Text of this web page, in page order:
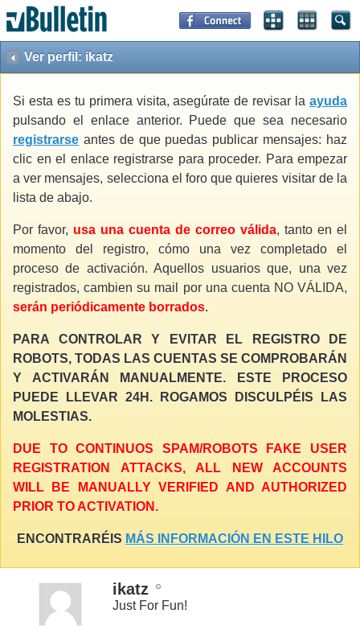
Ver perfil: ikatz
Si esta es tu primera visita, asegúrate de revisar la ayuda
pulsando el enlace anterior. Puede que sea necesario
registrarse antes de que puedas publicar mensajes: haz
clic en el enlace registrarse para proceder. Para empezar
a ver mensajes, selecciona el foro que quieres visitar de la
lista de abajo.
Por favor, usa una cuenta de correo válida, tanto en el
momento del registro, cómo una vez completado el
proceso de activación. Aquellos usuarios que, una vez
registrados, cambien su mail por una cuenta NO VÁLIDA,
serán periódicamente borrados.
PARA CONTROLAR Y EVITAR EL REGISTRO DE
ROBOTS, TODAS LAS CUENTAS SE COMPROBARÁN
Y ACTIVARÁN MANUALMENTE. ESTE PROCESO
PUEDE LLEVAR 24H. ROGAMOS DISCULPÉIS LAS
MOLESTIAS.
DUE TO CONTINUOS SPAM/ROBOTS FAKE USER
REGISTRATION ATTACKS, ALL NEW ACCOUNTS
WILL BE MANUALLY VERIFIED AND AUTHORIZED
PRIOR TO ACTIVATION.
ENCONTRARÉIS MÁS INFORMACIÓN EN ESTE HILO
ikatz
Just For Fun!